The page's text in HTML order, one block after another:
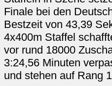
Finale bei den
Bestzeit von 43,39
4x400m Staffel
vor rund 18000
3:24,56 Minuten
und stehen auf Rang